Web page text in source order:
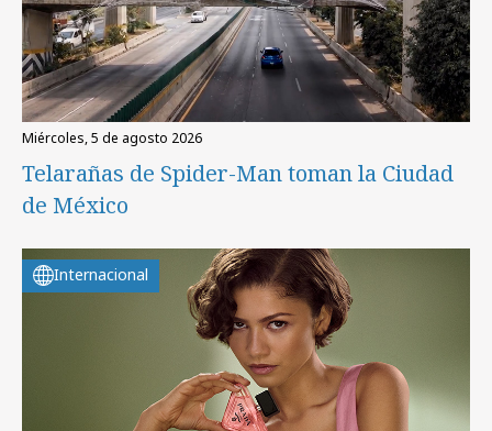
miércoles, 5 de agosto 2026
Telarañas de Spider-Man toman la Ciudad
de México
Internacional